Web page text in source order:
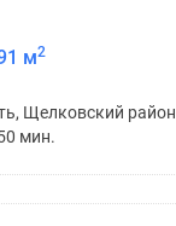
м2
Щелковский район
мин.